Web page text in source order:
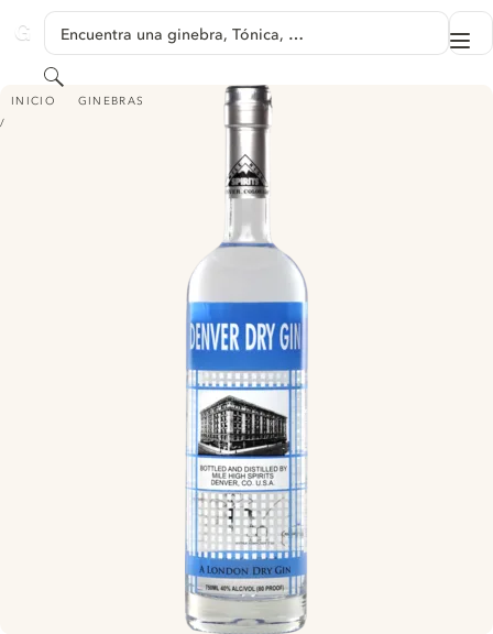
GINVENTORY
Encuentra una ginebra, Tónica, …
Buscar
INICIO GINEBRAS
DENVER DRY GIN